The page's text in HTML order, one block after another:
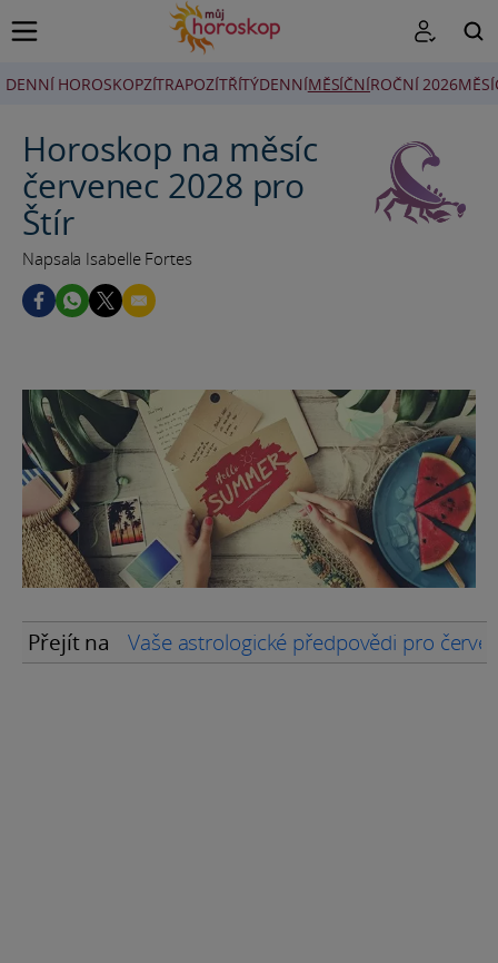
DENNÍ HOROSKOPZÍTRAPOZÍTŘÍTÝDENNÍMĚSÍČNÍROČNÍ 2026
Horoskop na měsíc
červenec 2028 pro
Štír
Napsala Isabelle Fortes
Přejít na Vaše astrologické předpovědi pro